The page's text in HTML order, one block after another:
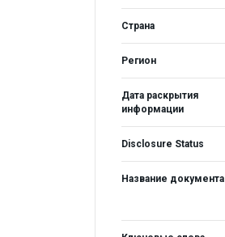
Страна
Регион
Дата раскрытия
информации
Disclosure Status
Название документа